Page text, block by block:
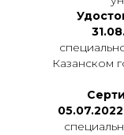
Казанском